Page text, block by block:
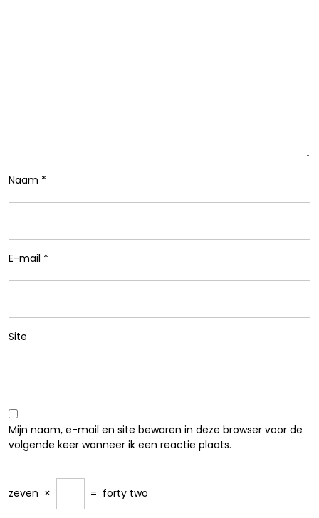
Naam *
E-mail *
Site
Mijn naam, e-mail en site bewaren in deze browser voor de
volgende keer wanneer ik een reactie plaats.
zeven × = forty two